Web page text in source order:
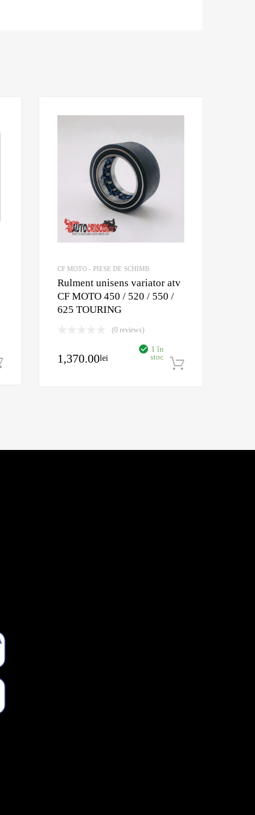
Adaugă în coș
CF MOTO - PIESE DE SCHIMB
Rulment unisens variator atv
CF MOTO 450 / 520 / 550 /
625 TOURING
(0 reviews)
1,370.00lei
1 în
stoc